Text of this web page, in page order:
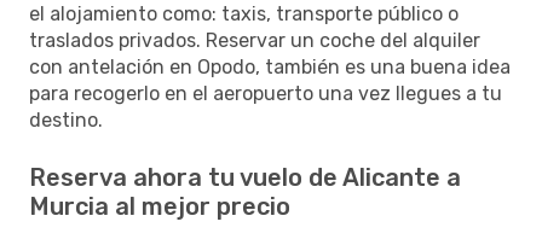
el alojamiento como: taxis, transporte público o
traslados privados. Reservar un coche del alquiler
con antelación en Opodo, también es una buena idea
para recogerlo en el aeropuerto una vez llegues a tu
destino.
Reserva ahora tu vuelo de Alicante a
Murcia al mejor precio